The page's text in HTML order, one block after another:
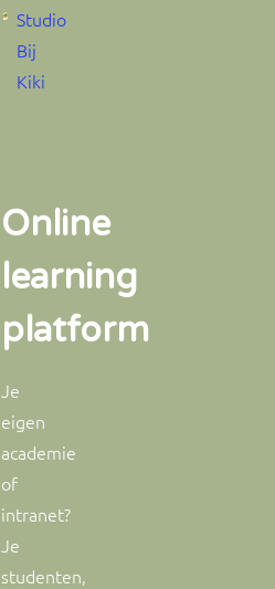
Studio
Bij
Kiki
Online
learning
platform
Je
eigen
academie
of
intranet?
Je
studenten,